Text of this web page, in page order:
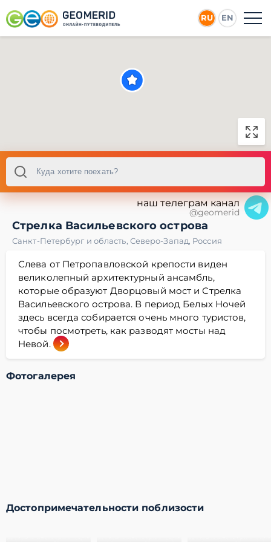
RU EN
наш телеграм канал
@geomerid
Стрелка Васильевского острова
Санкт-Петербург и область, Северо-Запад, Россия
Слева от Петропавловской крепости виден
великолепный архитектурный ансамбль,
которые образуют Дворцовый мост и Стрелка
Васильевского острова. В период Белых Ночей
здесь всегда собирается очень много туристов,
чтобы посмотреть, как разводят мосты над
Невой.
Фотогалерея
Достопримечательности поблизости